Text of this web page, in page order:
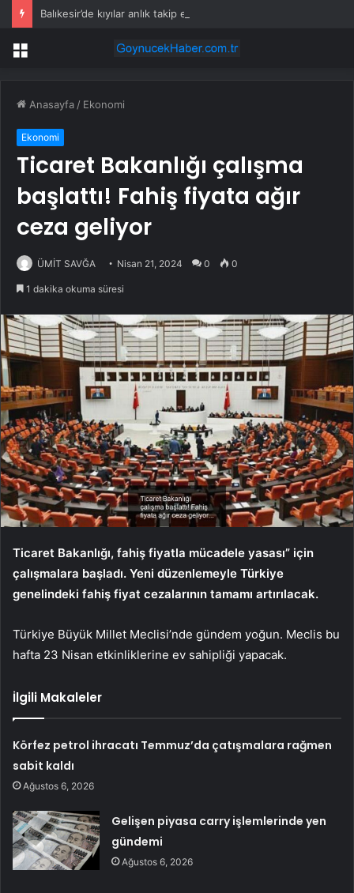
Balıkesir’de kıyılar anlık takip ediliyor
Menü
Anasayfa / Ekonomi
Ekonomi
Ticaret Bakanlığı çalışma
başlattı! Fahiş fiyata ağır
ceza geliyor
ÜMİT SAVĞA Nisan 21, 2024 0 0
1 dakika okuma süresi
Ticaret Bakanlığı, fahiş fiyatla mücadele yasası” için
çalışmalara başladı. Yeni düzenlemeyle Türkiye
genelindeki fahiş fiyat cezalarının tamamı artırılacak.
Türkiye Büyük Millet Meclisi’nde gündem yoğun. Meclis bu
hafta 23 Nisan etkinliklerine ev sahipliği yapacak.
İlgili Makaleler
Körfez petrol ihracatı Temmuz’da çatışmalara rağmen
sabit kaldı
Ağustos 6, 2026
Gelişen piyasa carry işlemlerinde yen
gündemi
Ağustos 6, 2026